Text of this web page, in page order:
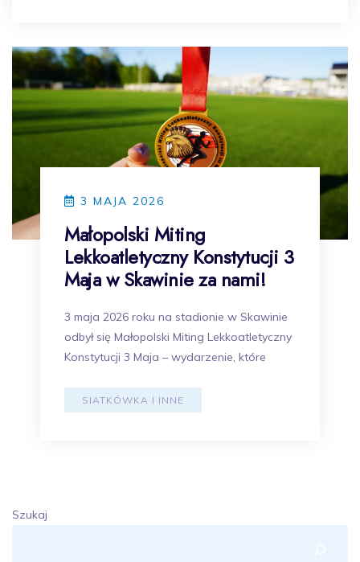
3 MAJA 2026
Małopolski Miting
Lekkoatletyczny Konstytucji 3
Maja w Skawinie za nami!
3 maja 2026 roku na stadionie w Skawinie
odbył się Małopolski Miting Lekkoatletyczny
Konstytucji 3 Maja – wydarzenie, które
SIATKÓWKA I INNE
Szukaj